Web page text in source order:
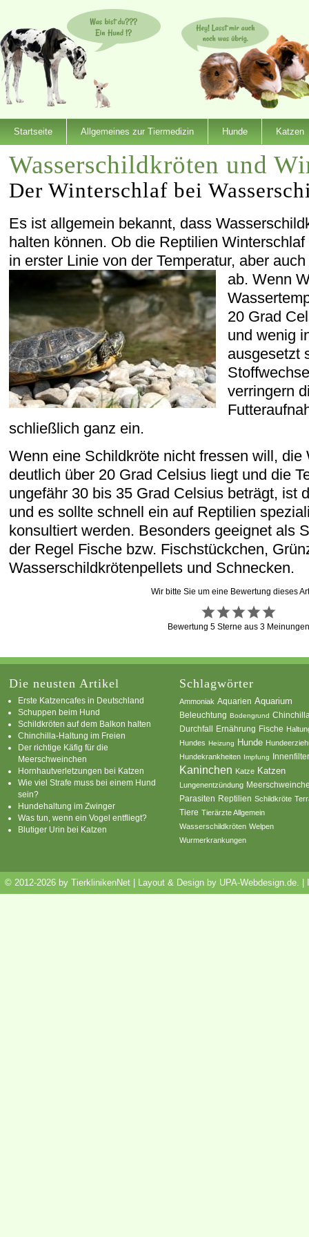
Startseite Allgemeines zur Tiermedizin Hunde Katzen
Wasserschildkröten und
Der Winterschlaf bei
Es ist allgemein bekannt, dass
halten können. Ob die Reptilien
in erster Linie von der Temperatur, aber
ab. Wenn
20 Grad
und wenig
ausgesetzt
verringern
schließlich ganz ein.
Wenn eine Schildkröte nicht fressen will, die
deutlich über 20 Grad Celsius liegt und die
ungefähr 30 bis 35 Grad Celsius beträgt, ist
und es sollte schnell ein auf Reptilien
konsultiert werden. Besonders geeignet als
der Regel Fische bzw. Fischstückchen,
Wasserschildkrötenpellets und Schnecken.
Wir bitte Sie um eine Bewertung dieses
Bewertung5 Sterne aus3
Die neusten Artikel
Erste Katzencafes in Deutschland
Schuppen beim Hund
Schildkröten auf dem Balkon halten
Chinchilla-Haltung im Freien
Der richtige Käfig für die
Meerschweinchen
Hornhautverletzungen bei Katzen
Wie viel Strafe muss bei einem Hund
sein?
Hundehaltung im Zwinger
Was tun, wenn ein Vogel entfliegt?
Blutiger Urin bei Katzen
Schlagwörter
Ammoniak Aquarien Aquarium
Beleuchtung Bodengrund
Durchfall Ernährung Fische
Hundes Heizung Hunde
Hundekrankheiten Impfung
Kaninchen Katze Katzen
Lungenentzündung
Parasiten Reptilien Schildkröte
Tiere Tierärzte Allgemein
Wasserschildkröten Welpen
Wurmerkrankungen
© 2012-2026 by TierklinikenNet | Layout & Design by UPA-Webdesign.de.